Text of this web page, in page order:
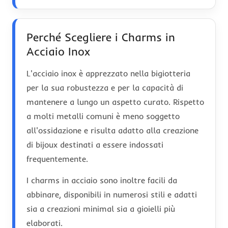
Perché Scegliere i Charms in
Acciaio Inox
L'acciaio inox è apprezzato nella bigiotteria
per la sua robustezza e per la capacità di
mantenere a lungo un aspetto curato. Rispetto
a molti metalli comuni è meno soggetto
all'ossidazione e risulta adatto alla creazione
di bijoux destinati a essere indossati
frequentemente.
I charms in acciaio sono inoltre facili da
abbinare, disponibili in numerosi stili e adatti
sia a creazioni minimal sia a gioielli più
elaborati.